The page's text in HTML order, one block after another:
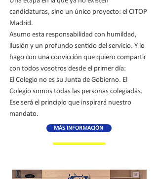
candidaturas, sino un único proyecto: el CITOP
Madrid.
Asumo esta responsabilidad con humildad,
ilusión y un profundo sentido del servicio. Y lo
hago con una convicción que quiero compartir
con todos vosotros desde el primer día:
El Colegio no es su Junta de Gobierno. El
Colegio somos todas las personas colegiadas.
Ese será el principio que inspirará nuestro
mandato.
MÁS INFORMACIÓN